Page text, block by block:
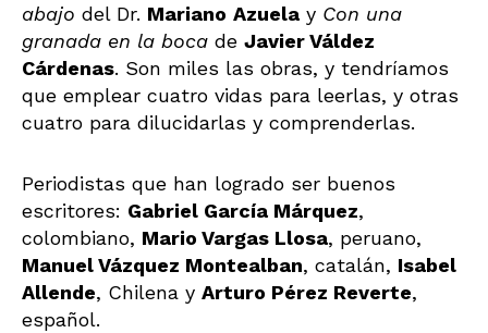
abajo del Dr. Mariano Azuela y Con una
granada en la boca de Javier Váldez
Cárdenas. Son miles las obras, y tendríamos
que emplear cuatro vidas para leerlas, y otras
cuatro para dilucidarlas y comprenderlas.
Periodistas que han logrado ser buenos
escritores: Gabriel García Márquez,
colombiano, Mario Vargas Llosa, peruano,
Manuel Vázquez Montealban, catalán, Isabel
Allende, Chilena y Arturo Pérez Reverte,
español.